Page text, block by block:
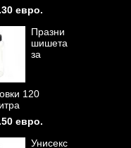
евро.
Празни
шишета
за
120
евро.
Унисекс